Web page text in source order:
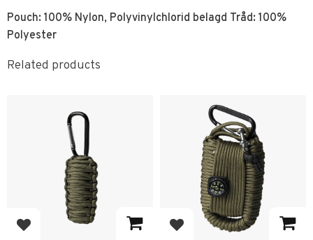
Pouch: 100% Nylon, Polyvinylchlorid belagd Tråd: 100%
Polyester
Related products
Add to favorites Add to favorites